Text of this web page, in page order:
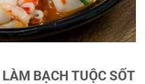
BẠCH TUỘC SỐT